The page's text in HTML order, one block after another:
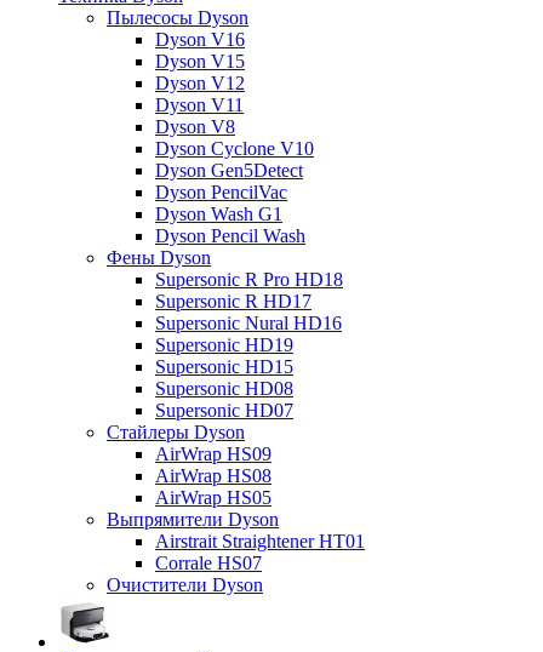
Пылесосы Dyson
Dyson V16
Dyson V15
Dyson V12
Dyson V11
Dyson V8
Dyson Cyclone V10
Dyson Gen5Detect
Dyson PencilVac
Dyson Wash G1
Dyson Pencil Wash
Фены Dyson
Supersonic R Pro HD18
Supersonic R HD17
Supersonic Nural HD16
Supersonic HD19
Supersonic HD15
Supersonic HD08
Supersonic HD07
Стайлеры Dyson
AirWrap HS09
AirWrap HS08
AirWrap HS05
Выпрямители Dyson
Airstrait Straightener HT01
Corrale HS07
Очистители Dyson